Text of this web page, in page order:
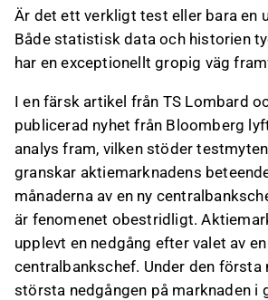
med potentiella krav på en
att hantera den nuvarande
inflationssituationen.
Detta innehåll är skapat av AI. Du
om det på Inderesforum
Är det ett verkligt test eller bara en
Både statistisk data och historien
har en exceptionellt gropig väg
I en färsk artikel från TS Lombard
publicerad nyhet från Bloomberg
analys fram, vilken stöder
granskar aktiemarknadens
månaderna av en ny
är fenomenet obestridligt.
upplevt en nedgång efter valet av
centralbankschef. Under den första
största nedgången på marknaden i